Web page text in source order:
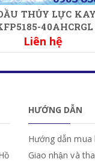
THỦY LỰC
40AHCRGL
Liên hệ
HƯỚNG DẪN
Hướng dẫn mua
Giao nhận và